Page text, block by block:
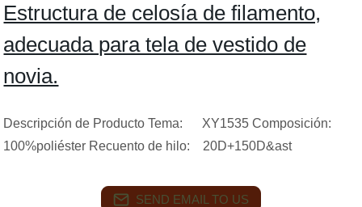
Estructura de celosía de filamento,
adecuada para tela de vestido de
novia.
Descripción de Producto Tema: XY1535 Composición:
100%poliéster Recuento de hilo: 20D+150D&ast
SEND EMAIL TO US